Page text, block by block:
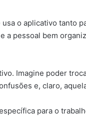
o aplicativo tanto
pessoal bem
Imagine poder
e, claro,
para o